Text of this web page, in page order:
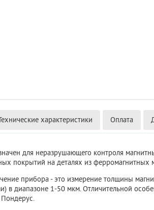
характеристики Оплата
для неразрушающего контроля
покрытий на деталях из ферромагнитных
прибора - это измерение толщины
в диапазоне 1-50 мкм. Отличительной